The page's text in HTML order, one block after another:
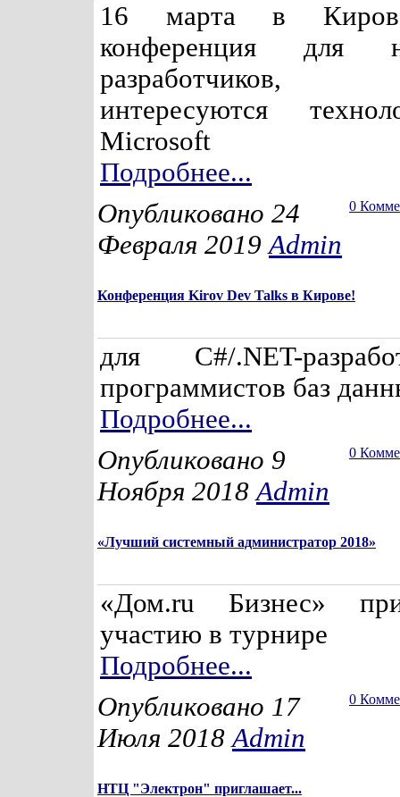
16 марта в
конференция для
разработчиков,
интересуются
Microsoft
Подробнее...
0
Опубликовано 24
Февраля 2019Admin
Конференция Kirov Dev Talks в Кирове!
для C#/.NET-
программистов баз
Подробнее...
0
Опубликовано 9
Ноября 2018Admin
«Лучший системный администратор 2018»
«Дом.ru Бизнес»
участию в турнире
Подробнее...
0
Опубликовано 17
Июля 2018Admin
НТЦ "Электрон" приглашает...